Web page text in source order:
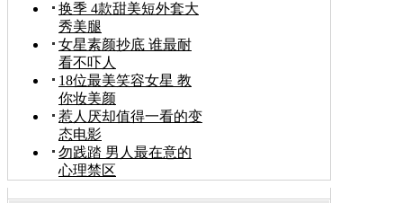
换季 4款甜美短外套大
秀美腿
女星素颜抄底 谁最耐
看不吓人
18位最美笑容女星 教
你妆美颜
惹人厌却值得一看的变
态电影
勿践踏 男人最在意的
心理禁区